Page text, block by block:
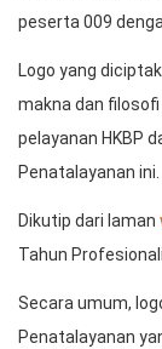
peserta 009
Logo yang
makna dan
pelayanan HKBP
Penatalayanan ini.
Dikutip dari laman
Tahun
Secara umum,
Penatalayanan